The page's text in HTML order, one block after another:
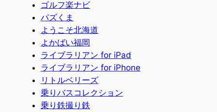
ゴルフ楽ナビ
パズくま
ようこそ北海道
よかばい福岡
ライブラリアン for iPad
ライブラリアン for iPhone
リトルベリーズ
乗りバスコレクション
乗り鉄撮り鉄